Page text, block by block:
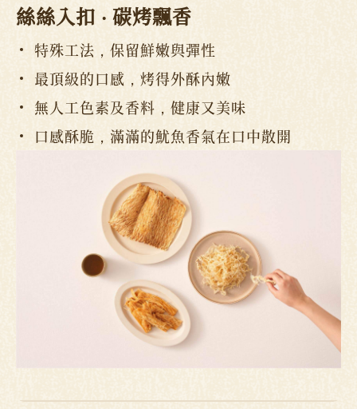
絲絲入扣 ‧ 碳烤飄香
特殊工法，保留鮮嫩與彈性
最頂級的口感，烤得外酥內嫩
無人工色素及香料，健康又美味
口感酥脆，滿滿的魷魚香氣在口中散開